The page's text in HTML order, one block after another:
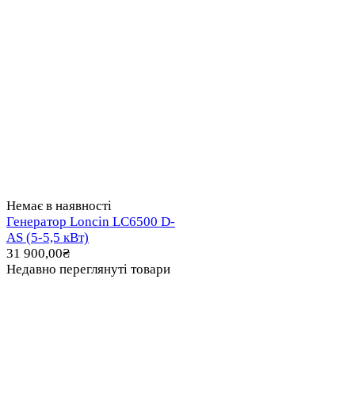
Немає в наявності
Генератор Loncin LC6500 D-
AS (5-5,5 кВт)
31 900,00₴
Недавно переглянуті товари